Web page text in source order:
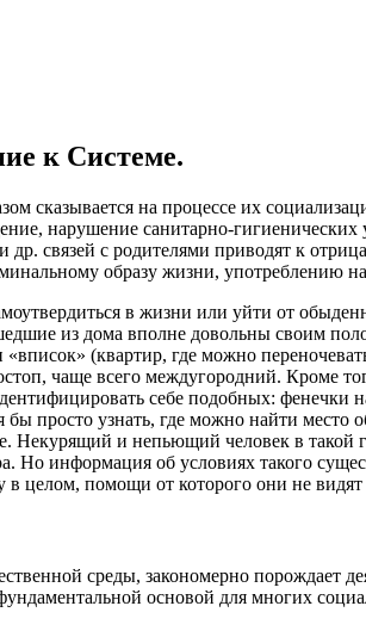
к Системе.
сказывается на процессе их
нарушение санитарно-
связей с родителями приводят к
образу жизни, употреблению
в жизни или уйти от
из дома вполне довольны своим
(квартир, где можно
чаще всего междугородний. Кроме
себе подобных: фенечки
бы просто узнать, где можно найти
Некурящий и непьющий человек в
Но информация об условиях такого
в целом, помощи от которого они не
среды, закономерно порождает
основой для многих